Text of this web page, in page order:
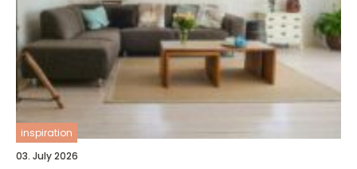
inspiration
03. July 2026